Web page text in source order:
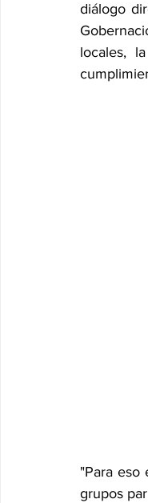
diálogo
locales,
"Para eso
grupos